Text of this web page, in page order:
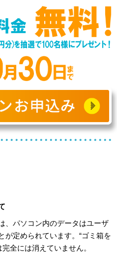
、パソコン内のデータはユーザ
が定められています。“ゴミ箱を
全には消えていません。